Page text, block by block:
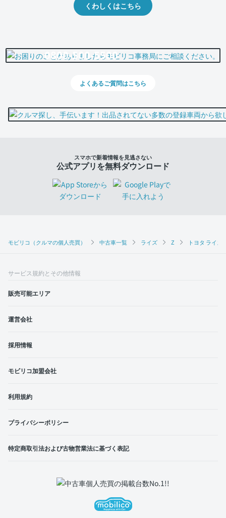
モビリコ（クルマの個人売買） 中古車一覧 ライズ Z トヨタ ライ
くわしくはこちら
0800-500-5500
よくあるご質問はこちら
スマホで新着情報を見逃さない
公式アプリを無料ダウンロード
サービス規約とその他情報
販売可能エリア
運営会社
採用情報
モビリコ加盟会社
利用規約
プライバシーポリシー
特定商取引法および古物営業法に基づく表記